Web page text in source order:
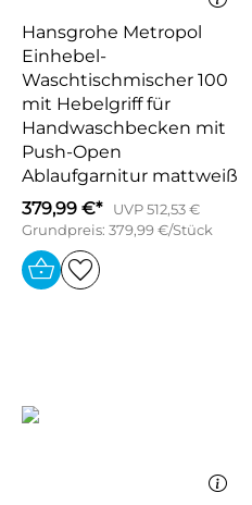
Hansgrohe Metropol
Einhebel-
Waschtischmischer 100
mit Hebelgriff für
Handwaschbecken mit
Push-Open
Ablaufgarnitur mattweiß
379,99 €*
UVP 512,53 €
Grundpreis: 379,99 €/Stück